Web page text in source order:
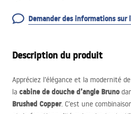
Demander des informations sur
Description du produit
Appréciez l’élégance et la modernité
la cabine de douche d’angle Bruno
Brushed Copper. C’est une